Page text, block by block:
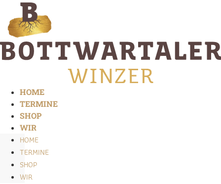
Inhalt
springen
HOME
TERMINE
SHOP
WIR
HOME
TERMINE
SHOP
WIR